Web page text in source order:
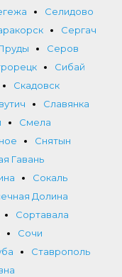
Селидово
Сергач
Серов
Сибай
Скадовск
Славянка
Смела
Снятын
Гавань
Сокаль
Долина
Сортавала
Сочи
Ставрополь